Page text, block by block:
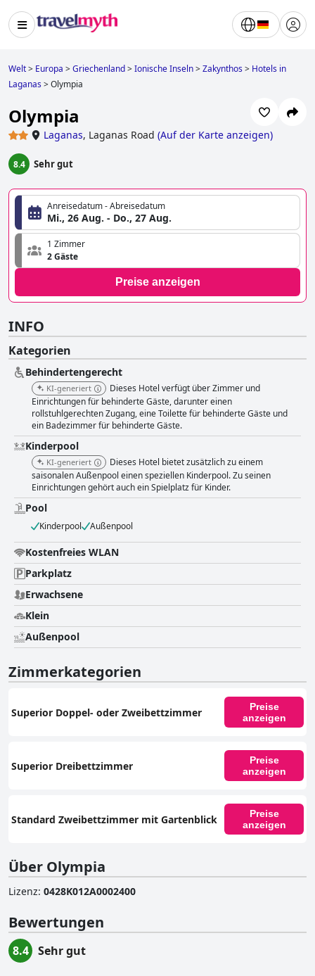
Welt> Europa >Griechenland>Ionische Inseln>Zakynthos> Hotels in
Laganas>Olympia
Olympia
Laganas, Laganas Road (Auf der Karte anzeigen)
8.4 Sehr gut
Anreisedatum - Abreisedatum
Mi., 26 Aug. - Do., 27 Aug.
1 Zimmer
2 Gäste
Preise anzeigen
INFO
Kategorien
Behindertengerecht
KI-generiert
Dieses Hotel verfügt über Zimmer und
Einrichtungen für behinderte Gäste, darunter einen
rollstuhlgerechten Zugang, eine Toilette für behinderte Gäste und
ein Badezimmer für behinderte Gäste.
Kinderpool
KI-generiert
Dieses Hotel bietet zusätzlich zu einem
saisonalen Außenpool einen speziellen Kinderpool. Zu seinen
Einrichtungen gehört auch ein Spielplatz für Kinder.
Pool
Kinderpool Außenpool
Kostenfreies WLAN
Parkplatz
Erwachsene
Klein
Außenpool
Zimmerkategorien
Superior Doppel- oder Zweibettzimmer
Preise
anzeigen
Superior Dreibettzimmer
Preise
anzeigen
Standard Zweibettzimmer mit Gartenblick
Preise
anzeigen
Über Olympia
Lizenz: 0428K012A0002400
Bewertungen
8.4 Sehr gut